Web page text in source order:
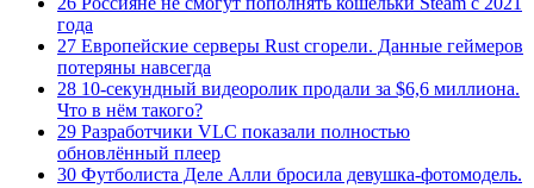
года
27 Европейские серверы Rust сгорели. Данные геймеров
потеряны навсегда
28 10-секундный видеоролик продали за $6,6 миллиона.
Что в нём такого?
29 Разработчики VLC показали полностью
обновлённый плеер
30 Футболиста Деле Алли бросила девушка-фотомодель.